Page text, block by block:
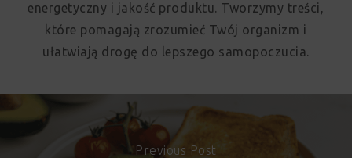
energetyczny i jakość produktu. Tworzymy treści,
które pomagają zrozumieć Twój organizm i
ułatwiają drogę do lepszego samopoczucia.
Previous Post